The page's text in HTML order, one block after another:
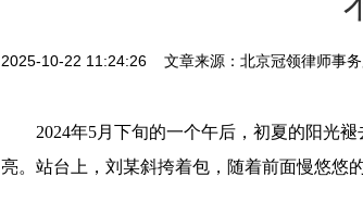
2025-10-22 11:24:26 文章来源：北京冠领律师事
2024年5月下旬的一个午后，初夏的阳光
亮。站台上，刘某斜挎着包，随着前面慢悠悠